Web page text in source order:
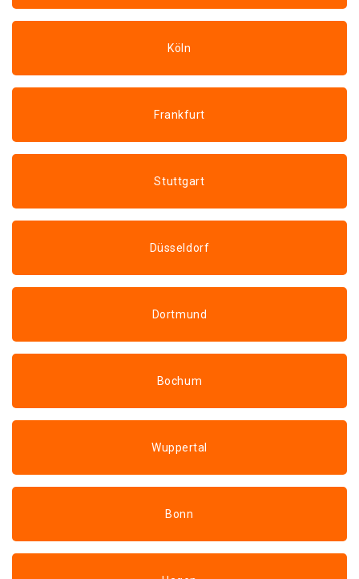
Köln
Frankfurt
Stuttgart
Düsseldorf
Dortmund
Bochum
Wuppertal
Bonn